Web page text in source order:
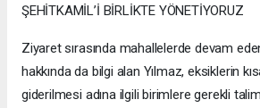
ŞEHİTKAMİL’İ BİRLİKTE YÖNETİYORUZ
Ziyaret sırasında mahallelerde devam
hakkında da bilgi alan Yılmaz, eksiklerin
giderilmesi adına ilgili birimlere gerekli